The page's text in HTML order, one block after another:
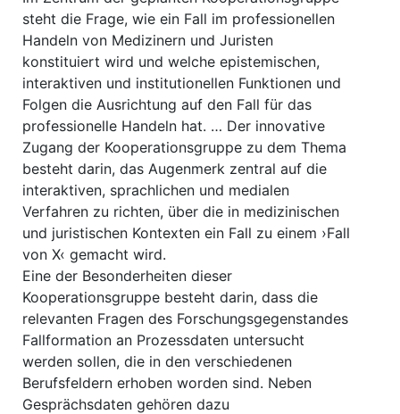
steht die Frage, wie ein Fall im professionellen
Handeln von Medizinern und Juristen
konstituiert wird und welche epistemischen,
interaktiven und institutionellen Funktionen und
Folgen die Ausrichtung auf den Fall für das
professionelle Handeln hat. … Der innovative
Zugang der Kooperationsgruppe zu dem Thema
besteht darin, das Augenmerk zentral auf die
interaktiven, sprachlichen und medialen
Verfahren zu richten, über die in medizinischen
und juristischen Kontexten ein Fall zu einem ›Fall
von X‹ gemacht wird.
Eine der Besonderheiten dieser
Kooperationsgruppe besteht darin, dass die
relevanten Fragen des Forschungsgegenstandes
Fallformation an Prozessdaten untersucht
werden sollen, die in den verschiedenen
Berufsfeldern erhoben worden sind. Neben
Gesprächsdaten gehören dazu